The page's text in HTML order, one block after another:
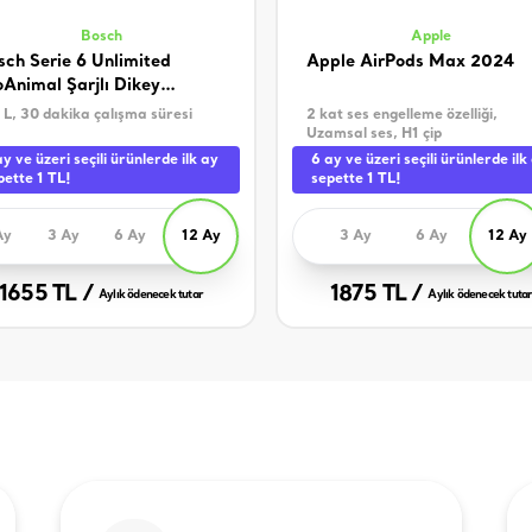
Bosch
Serie 6 Unlimited
Şarjlı Dikey
30 dakika çalışma süresi
ve üzeri seçili ürünlerde ilk ay
1 TL!
3 Ay 6 Ay 12 Ay
1655 TL / Aylık ödenecek tutar
Apple
Apple AirPods Max 2024
2 kat ses engelleme özelliği,
Uzamsal ses, H1 çip
6 ay ve üzeri seçili ürünlerde ilk
sepette 1 TL!
3 Ay 6 Ay 12 Ay
1875 TL / Aylık ödenecek tutar